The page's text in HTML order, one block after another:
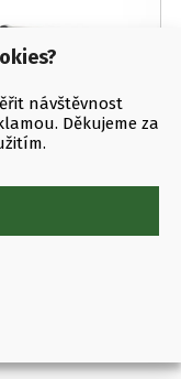
návštěvnost
Děkujeme za
ScoutGuard
36mHD